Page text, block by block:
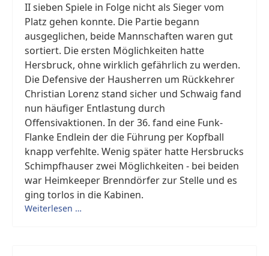
II sieben Spiele in Folge nicht als Sieger vom
Platz gehen konnte. Die Partie begann
ausgeglichen, beide Mannschaften waren gut
sortiert. Die ersten Möglichkeiten hatte
Hersbruck, ohne wirklich gefährlich zu werden.
Die Defensive der Hausherren um Rückkehrer
Christian Lorenz stand sicher und Schwaig fand
nun häufiger Entlastung durch
Offensivaktionen. In der 36. fand eine Funk-
Flanke Endlein der die Führung per Kopfball
knapp verfehlte. Wenig später hatte Hersbrucks
Schimpfhauser zwei Möglichkeiten - bei beiden
war Heimkeeper Brenndörfer zur Stelle und es
ging torlos in die Kabinen.
Weiterlesen …